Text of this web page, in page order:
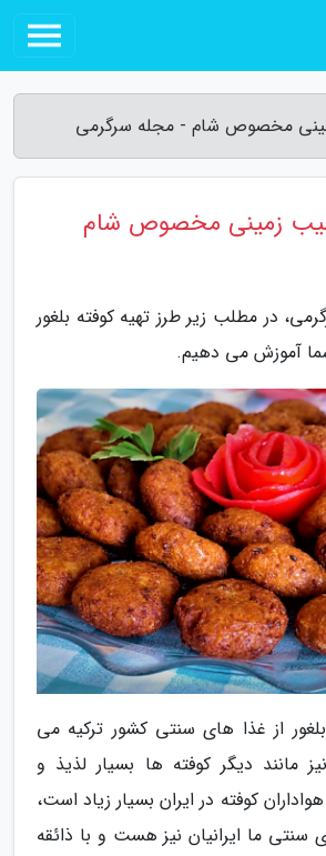
مخصوص شام - مجله سرگرمی
سیب زمینی مخصوص شام
در مطلب زیر طرز تهیه کوفته بلغور
آموزش می دهیم.
از غذا های سنتی کشور ترکیه می
مانند دیگر کوفته ها بسیار لذیذ و
کوفته در ایران بسیار زیاد است،
سنتی ما ایرانیان نیز هست و با ذائقه